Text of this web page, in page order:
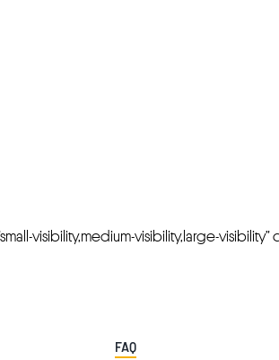
visibility,medium-visibility,large-visibility”
FAQ